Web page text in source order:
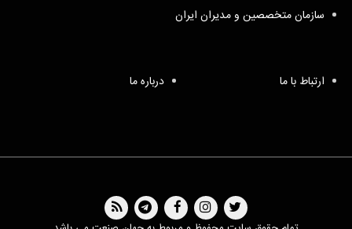
سازمان متخصصین و مدیران ایران
ارتباط با ما درباره ما